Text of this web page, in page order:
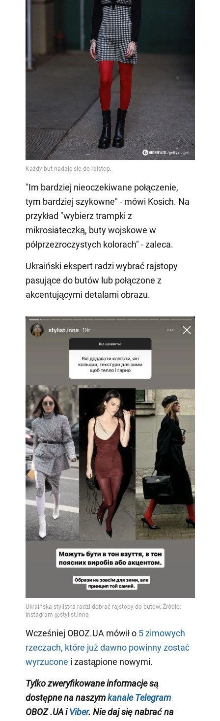
"Im bardziej nieoczekiwane połączenie,
tym bardziej szykowne" - mówi Kosich. Na
przykład "wybierz trampki z
mikrosiateczką, buty wojskowe w
półprzezroczystych kolorach" - zaleca.
Ukraiński ekspert radzi wybrać rajstopy
pasujące do butów lub połączone z
akcentującymi detalami obrazu.
Wcześniej OBOZ.UA mówił o 5 zimowych
rzeczach, które już dawno powinny zostać
wyrzucone i zastąpione nowymi.
Tylko zweryfikowane informacje są
dostępne na naszymkanale Telegram
OBOZ.UAiViber. Nie daj się nabraćna